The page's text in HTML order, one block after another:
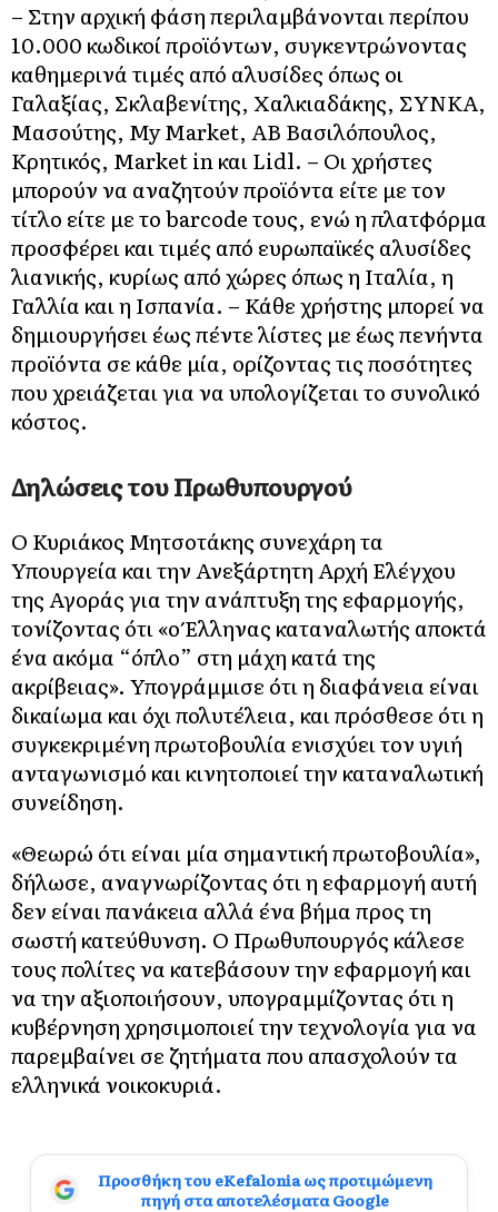
– Στην αρχική φάση περιλαμβάνονται περίπου
10.000 κωδικοί προϊόντων, συγκεντρώνοντας
καθημερινά τιμές από αλυσίδες όπως οι
Γαλαξίας, Σκλαβενίτης, Χαλκιαδάκης, ΣΥΝΚΑ,
Μασούτης, My Market, ΑΒ Βασιλόπουλος,
Κρητικός, Market in και Lidl. – Οι χρήστες
μπορούν να αναζητούν προϊόντα είτε με τον
τίτλο είτε με το barcode τους, ενώ η πλατφόρμα
προσφέρει και τιμές από ευρωπαϊκές αλυσίδες
λιανικής, κυρίως από χώρες όπως η Ιταλία, η
Γαλλία και η Ισπανία. – Κάθε χρήστης μπορεί να
δημιουργήσει έως πέντε λίστες με έως πενήντα
προϊόντα σε κάθε μία, ορίζοντας τις ποσότητες
που χρειάζεται για να υπολογίζεται το συνολικό
κόστος.
Δηλώσεις του Πρωθυπουργού
Ο Κυριάκος Μητσοτάκης συνεχάρη τα
Υπουργεία και την Ανεξάρτητη Αρχή Ελέγχου
της Αγοράς για την ανάπτυξη της εφαρμογής,
τονίζοντας ότι «ο Έλληνας καταναλωτής αποκτά
ένα ακόμα “όπλο” στη μάχη κατά της
ακρίβειας». Υπογράμμισε ότι η διαφάνεια είναι
δικαίωμα και όχι πολυτέλεια, και πρόσθεσε ότι η
συγκεκριμένη πρωτοβουλία ενισχύει τον υγιή
ανταγωνισμό και κινητοποιεί την καταναλωτική
συνείδηση.
«Θεωρώ ότι είναι μία σημαντική πρωτοβουλία»,
δήλωσε, αναγνωρίζοντας ότι η εφαρμογή αυτή
δεν είναι πανάκεια αλλά ένα βήμα προς τη
σωστή κατεύθυνση. Ο Πρωθυπουργός κάλεσε
τους πολίτες να κατεβάσουν την εφαρμογή και
να την αξιοποιήσουν, υπογραμμίζοντας ότι η
κυβέρνηση χρησιμοποιεί την τεχνολογία για να
παρεμβαίνει σε ζητήματα που απασχολούν τα
ελληνικά νοικοκυριά.
Προσθήκη του eKefalonia ως προτιμώμενη
πηγή στα αποτελέσματα Google